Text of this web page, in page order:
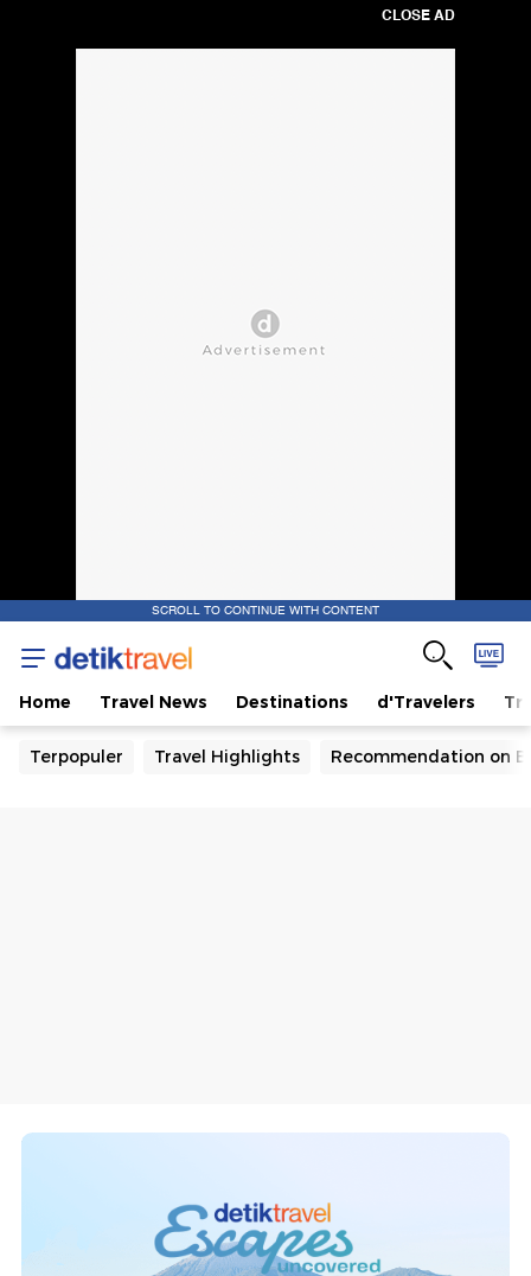
CLOSE AD
SCROLL TO CONTINUE WITH CONTENT
Home Travel News Destinations d'Travelers
Terpopuler Travel Highlights Recommendation on